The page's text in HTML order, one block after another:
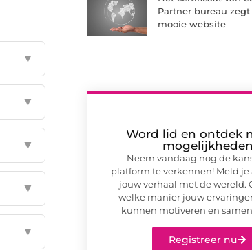
▼
▼
▼
▼
▼
Partner bureau
mooie website
Word lid en ontdek
mogelijkheden
Neem vandaag nog de
platform te verkennen! Meld je
jouw verhaal met de wereld.
welke manier jouw
kunnen motiveren en
Registreer nu